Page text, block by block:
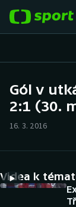
Hokej
Cyklistika
Gól v
2:1 (30.
16. 3. 2016
Videa k